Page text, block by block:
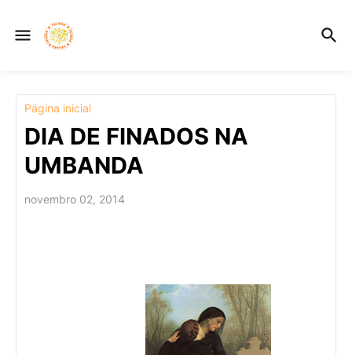
Página inicial
DIA DE FINADOS NA
UMBANDA
novembro 02, 2014